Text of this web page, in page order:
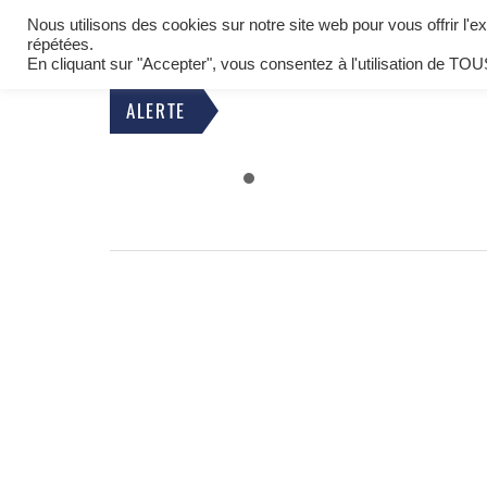
BIENVENUE À OETING
COMMUNE DE MOSELLE EST
ALERTE
Nous utilisons des cookies sur notre site web pour vous offrir
répétées.
En cliquant sur "Accepter", vous consentez à l'utilisation de